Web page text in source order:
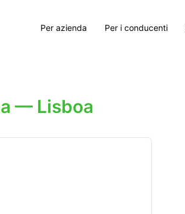
Per azienda Per i conducenti
— Lisboa